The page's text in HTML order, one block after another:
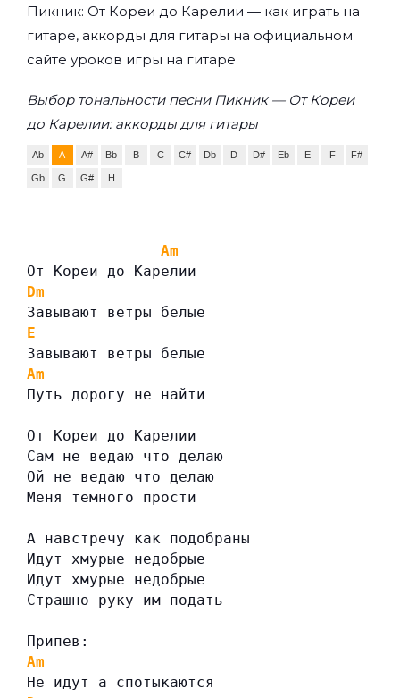
Пикник: От Кореи до Карелии — как играть на
гитаре, аккорды для гитары на официальном
сайте уроков игры на гитаре
Выбор тональности песни Пикник — От Кореи
до Карелии: аккорды для гитары
Ab A A# Bb B C C# Db D D# Eb E F F#
Gb G G# H
Am
От Кореи до Карелии
Dm
Завывают ветры белые
E
Завывают ветры белые
Am
Путь дорогу не найти
От Кореи до Карелии
Сам не ведаю что делаю
Ой не ведаю что делаю
Меня темного прости
А навстречу как подобраны
Идут хмурые недобрые
Идут хмурые недобрые
Страшно руку им подать
Припев:
Am
Не идут а спотыкаются